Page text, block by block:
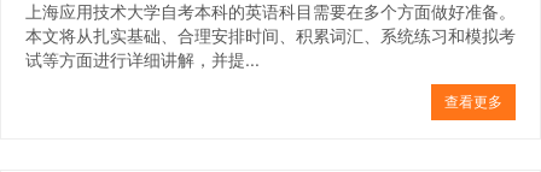
上海应用技术大学自考本科的英语科目需要在多个方面做好准备。
本文将从扎实基础、合理安排时间、积累词汇、系统练习和模拟考
试等方面进行详细讲解，并提...
查看更多